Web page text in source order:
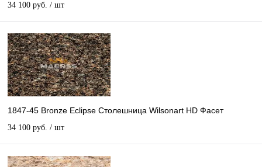
34 100 руб. / шт
1847-45 Bronze Eclipse Столешница Wilsonart HD Фасет
34 100 руб. / шт